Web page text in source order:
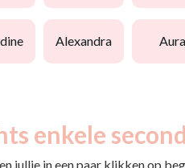
alexandra aura
enkele
jullie in een paar klikken op